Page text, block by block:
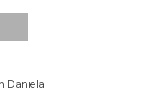
Daniela